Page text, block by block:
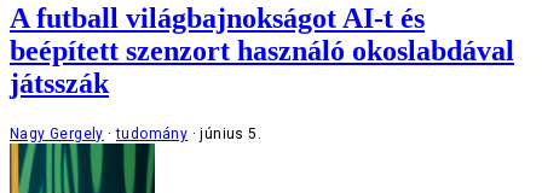
A futball világbajnokságot AI-t és
beépített szenzort használó okoslabdával
játsszák
Nagy Gergely tudomány június 5.